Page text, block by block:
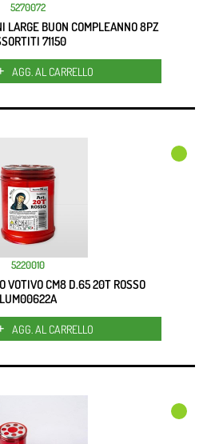
5270072
LARGE BUON COMPLEANNO 8PZ
71150
Quantità
AGG. AL CARRELLO
5220010
VOTIVO CM8 D.65 20T ROSSO
LUM00622A
Quantità
AGG. AL CARRELLO